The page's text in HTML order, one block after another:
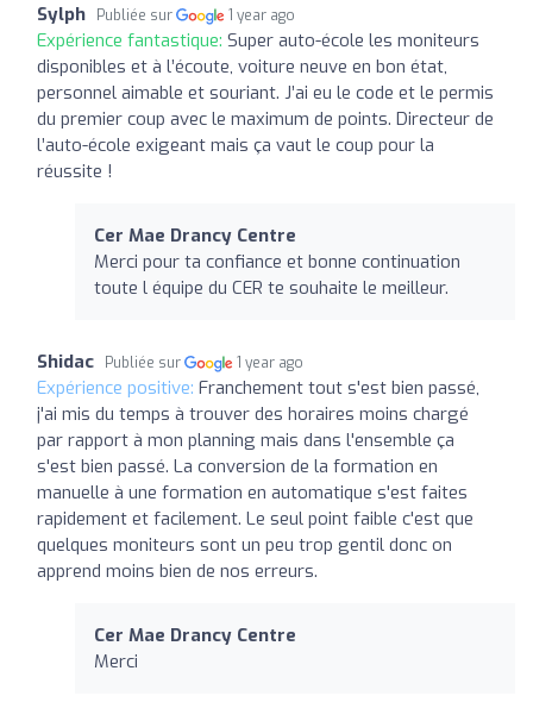
Sylph Publiée sur 1 year ago
Expérience fantastique: Super auto-école les moniteurs
disponibles et à l’écoute, voiture neuve en bon état,
personnel aimable et souriant. J’ai eu le code et le permis
du premier coup avec le maximum de points. Directeur de
l’auto-école exigeant mais ça vaut le coup pour la
réussite !
Cer Mae Drancy Centre
Merci pour ta confiance et bonne continuation
toute l équipe du CER te souhaite le meilleur.
Shidac Publiée sur 1 year ago
Expérience positive: Franchement tout s'est bien passé,
j'ai mis du temps à trouver des horaires moins chargé
par rapport à mon planning mais dans l'ensemble ça
s'est bien passé. La conversion de la formation en
manuelle à une formation en automatique s'est faites
rapidement et facilement. Le seul point faible c'est que
quelques moniteurs sont un peu trop gentil donc on
apprend moins bien de nos erreurs.
Cer Mae Drancy Centre
Merci